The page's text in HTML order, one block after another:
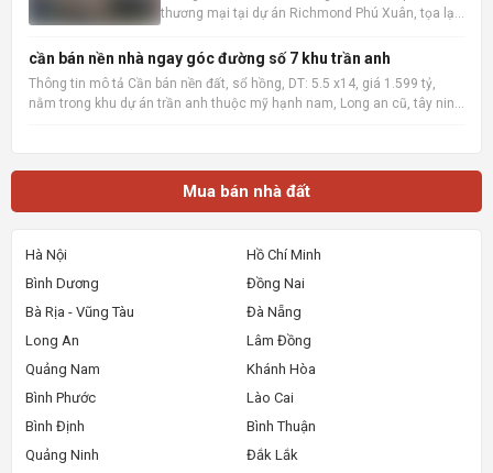
thương mại tại dự án Richmond Phú Xuân, tọa lạc
đối diện Chợ Cống Mới, TP Huế. Với mức booking
chỉ từ 50 triệu đồng/vị trí, quý khách hàng sẽ nhận
trọn vẹn nhữn
cần bán nền nhà ngay góc đường số 7 khu trần anh
Thông tin mô tả Cần bán nền đất, sổ hồng, DT: 5.5 x14, giá 1.599 tỷ,
nằm trong khu dự án trần anh thuộc mỹ hạnh nam, Long an cũ, tây ninh
Mua bán nhà đất
Hà Nội
Hồ Chí Minh
Bình Dương
Đồng Nai
Bà Rịa - Vũng Tàu
Đà Nẵng
Long An
Lâm Đồng
Quảng Nam
Khánh Hòa
Bình Phước
Lào Cai
Bình Định
Bình Thuận
Quảng Ninh
Đắk Lắk